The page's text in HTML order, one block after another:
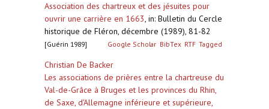
Association des chartreux et des jésuites pour
ouvrir une carrière en 1663, in: Bulletin du Cercle
historique de Fléron, décembre (1989), 81-82
[Guérin 1989] Google Scholar BibTex RTF Tagged
Christian De Backer
Les associations de prières entre la chartreuse du
Val-de-Grâce à Bruges et les provinces du Rhin,
de Saxe, d'Allemagne inférieure et supérieure,